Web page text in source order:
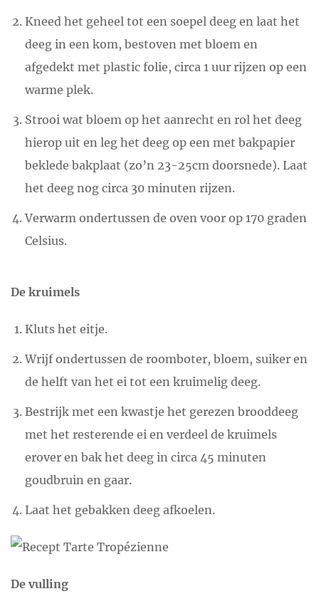
Kneed het geheel tot een soepel deeg en laat het
deeg in een kom, bestoven met bloem en
afgedekt met plastic folie, circa 1 uur rijzen op een
warme plek.
Strooi wat bloem op het aanrecht en rol het deeg
hierop uit en leg het deeg op een met bakpapier
beklede bakplaat (zo’n 23-25cm doorsnede). Laat
het deeg nog circa 30 minuten rijzen.
Verwarm ondertussen de oven voor op 170 graden
Celsius.
De kruimels
Kluts het eitje.
Wrijf ondertussen de roomboter, bloem, suiker en
de helft van het ei tot een kruimelig deeg.
Bestrijk met een kwastje het gerezen brooddeeg
met het resterende ei en verdeel de kruimels
erover en bak het deeg in circa 45 minuten
goudbruin en gaar.
Laat het gebakken deeg afkoelen.
De vulling